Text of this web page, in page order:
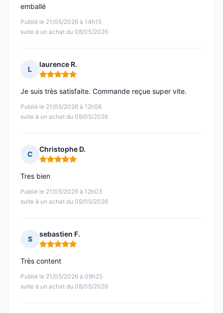
Publié le 21/05/2026 à 14h15
suite à un achat du 08/05/2026
emballé
L
laurence R.
Note : 5 sur 5
Publié le 21/05/2026 à 12h56
suite à un achat du 09/05/2026
Je suis très satisfaite. Commande reçue super vite.
C
Christophe D.
Note : 5 sur 5
Publié le 21/05/2026 à 12h03
suite à un achat du 09/05/2026
Tres bien
S
sebastien F.
Note : 5 sur 5
Publié le 21/05/2026 à 09h25
suite à un achat du 08/05/2026
Très content